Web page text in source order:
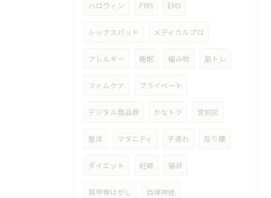
ハロウィン PMS EMS
シックスパッド メディカルプロ
アレルギー 睡眠 編み物 筋トレ
フィムケア プライベート
デジタル商品券 かなトク 宮前区
整体 マタニティ 子連れ 反り腰
ダイエット 妊婦 猫背
肩甲骨はがし 自律神経